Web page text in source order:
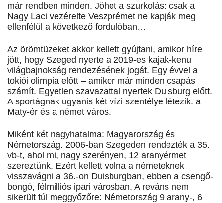
már rendben minden. Jöhet a szurkolás: csak a
Nagy Laci vezérelte Veszprémet ne kapják meg
ellenfélül a következő fordulóban…
Az örömtüzeket akkor kellett gyújtani, amikor híre
jött, hogy Szeged nyerte a 2019-es kajak-kenu
világbajnokság rendezésének jogát. Egy évvel a
tokiói olimpia előtt – amikor már minden csapás
számít. Egyetlen szavazattal nyertek Duisburg előtt.
A sportágnak ugyanis két vízi szentélye létezik. a
Maty-ér és a német város.
Miként két nagyhatalma: Magyarország és
Németország. 2006-ban Szegeden rendezték a 35.
vb-t, ahol mi, nagy szerényen, 12 aranyérmet
szereztünk. Ezért kellett volna a németeknek
visszavágni a 36.-on Duisburgban, ebben a csengő-
bongó, félmilliós ipari városban. A reváns nem
sikerült túl meggyőzőre: Németország 9 arany-, 6